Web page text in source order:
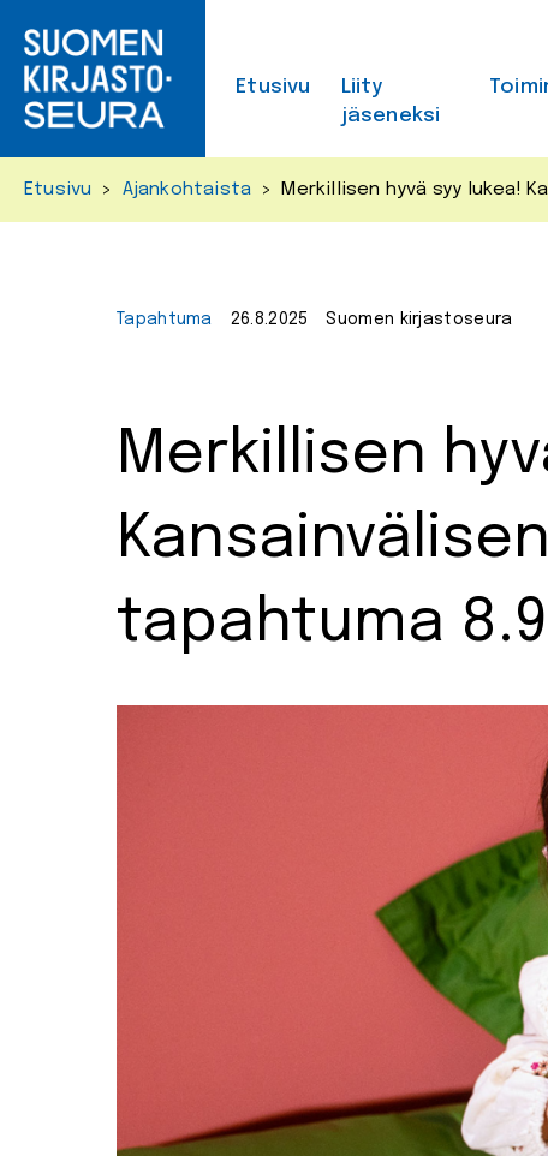
content
Etusivu
Liity
jäseneksi
Etusivu > Ajankohtaista > Merkillisen hyvä syy lukea!
Tapahtuma 26.8.2025 Suomen kirjastoseura
Merkillisen
tapahtuma